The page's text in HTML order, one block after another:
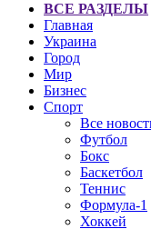
ВСЕ РАЗДЕЛЫ
Главная
Украина
Город
Мир
Бизнес
Спорт
Все
Футбол
Бокс
Баскетбол
Теннис
Формула-1
Хоккей